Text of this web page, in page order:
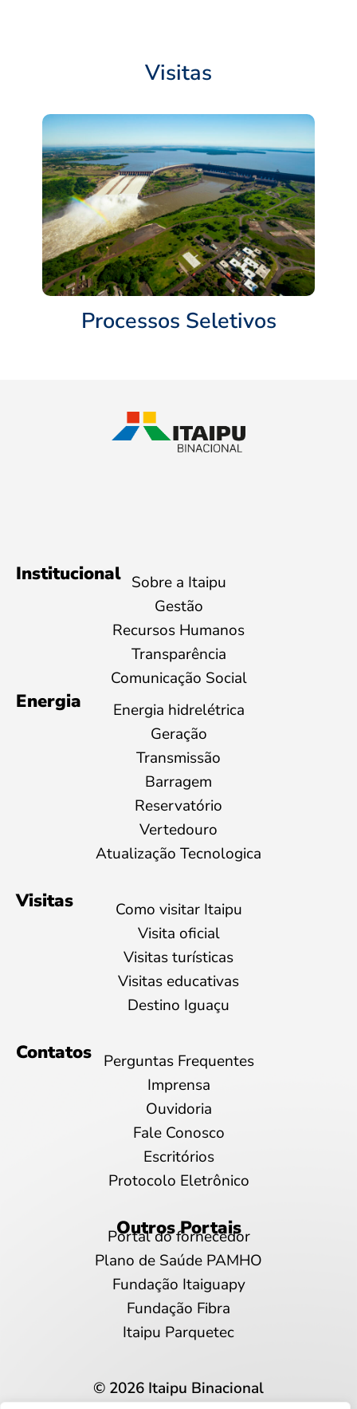
Visitas
Processos Seletivos
Institucional Sobre a Itaipu
Gestão
Recursos Humanos
Transparência
Comunicação Social
Energia
Energia hidrelétrica
Geração
Transmissão
Barragem
Reservatório
Vertedouro
Atualização Tecnologica
Visitas
Como visitar Itaipu
Visita oficial
Visitas turísticas
Visitas educativas
Destino Iguaçu
Contatos
Perguntas Frequentes
Imprensa
Ouvidoria
Fale Conosco
Escritórios
Protocolo Eletrônico
Outros Portais
Portal do fornecedor
Plano de Saúde PAMHO
Fundação Itaiguapy
Fundação Fibra
Itaipu Parquetec
© 2026 Itaipu Binacional